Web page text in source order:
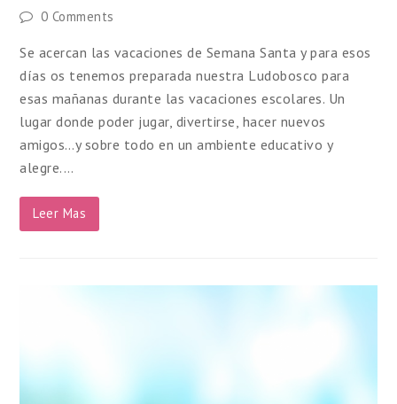
0 Comments
Se acercan las vacaciones de Semana Santa y para esos
días os tenemos preparada nuestra Ludobosco para
esas mañanas durante las vacaciones escolares. Un
lugar donde poder jugar, divertirse, hacer nuevos
amigos…y sobre todo en un ambiente educativo y
alegre.…
Leer Mas